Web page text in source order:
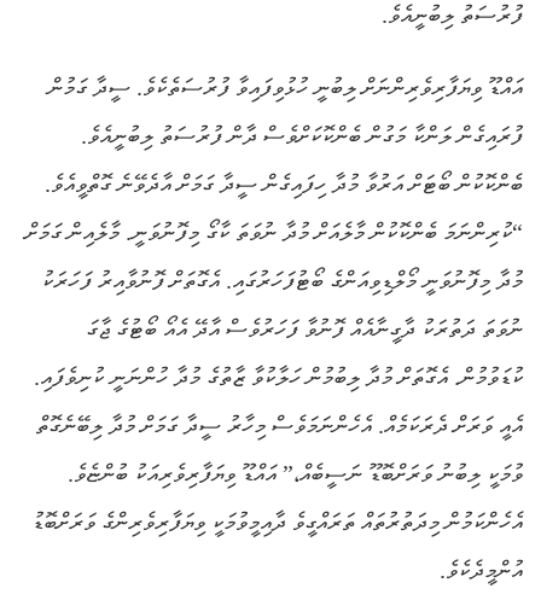
ފުރުސަތު ލިބުނީއެވެ.
އައްޑޫ ވިޔަފާރިވެރިންނަށް ލިބުނީ ހުޅުވިފައިވާ ފުރުސަތެކެވެ. ސީދާ ގަމުން
ފުރައިގެން ލަންކާ މަގުން ބެންކޮކަށްވެސް ދާން ފުރުސަތު ލިބުނީއެވެ.
ބެންކޮކުން ބޯޓަށް އަރުވާ މުދާ ހިފައިގެން ސީދާ ގަމަށް އާދެވޭނެ ގޮތްވީއެވެ.
“ކުރިންނަމަ ބެންކޮކުން މާލެއަށް މުދާ ނުވަތަ ކާގޯ މިފޮނުވަނީ. މާލެއިން ގަމަށް
މުދާ މިފޮނުވަނީ މޯލްޑިވިއަންގެ ބޯޓުފަހަރުގައި. އެގޮތަށް ފޮނުވާއިރު ފަހަރަކު
ނުވަތަ ދަތުރަކު ދާގީނާއެއް ފޮނުވާ ފަހަރުވެސް އާދޭ އެއޯ ބޯޓުގެ ޖާގަ
ކުޑަވުމުން. އެގޮތަށް މުދާ ލިބުމުން ހަލާކުވާ ޒާތުގެ މުދާ ހުންނަނީ ކުނިވެފައި.
އެއީ ވަރަށް ދެރަކަމެއް. އެހެންނަމަވެސް މިހާރު ސީދާ ގަމަށް މުދާ ލިބޭނެގޮތް
ވުމަކީ ލިބުނު ވަރަށްބޮޑޫ ނަސީބެއް،” އައްޑޫ ވިޔަފާރިވެރިއަކު ބުންޏެވެ.
އެހެންކަމުން މިދަތުރުތައް ތަރައްގީވެ ދާއިމީވުމަކީ ވިޔަފާރިވެރިންގެ ވަރަށްބޮޑު
އުންމީދެކެވެ.